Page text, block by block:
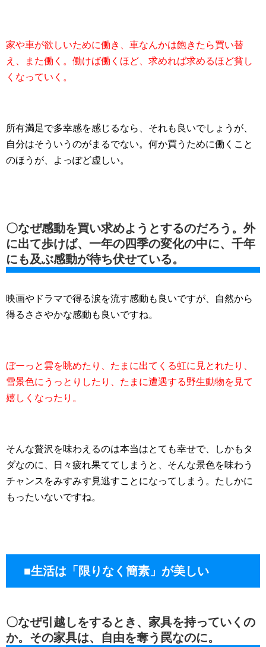
家や車が欲しいために働き、車なんかは飽きたら買い替
え、また働く。働けば働くほど、求めれば求めるほど貧し
くなっていく。
所有満足で多幸感を感じるなら、それも良いでしょうが、
自分はそういうのがまるでない。何か買うために働くこと
のほうが、よっぽど虚しい。
〇なぜ感動を買い求めようとするのだろう。外
に出て歩けば、一年の四季の変化の中に、千年
にも及ぶ感動が待ち伏せている。
映画やドラマで得る涙を流す感動も良いですが、自然から
得るささやかな感動も良いですね。
ぼーっと雲を眺めたり、たまに出てくる虹に見とれたり、
雪景色にうっとりしたり、たまに遭遇する野生動物を見て
嬉しくなったり。
そんな贅沢を味わえるのは本当はとても幸せで、しかもタ
ダなのに、日々疲れ果ててしまうと、そんな景色を味わう
チャンスをみすみす見逃すことになってしまう。たしかに
もったいないですね。
■生活は「限りなく簡素」が美しい
〇なぜ引越しをするとき、家具を持っていくの
か。その家具は、自由を奪う罠なのに。